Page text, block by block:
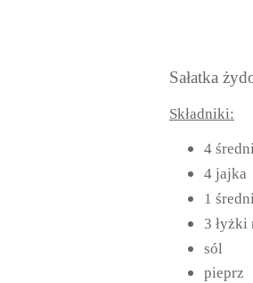
Sałatka
Składniki:
4
4 jajka
1
3 łyżki
sól
pieprz